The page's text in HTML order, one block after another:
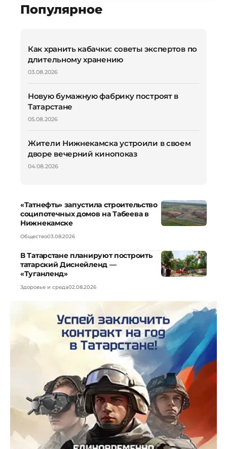
Популярное
Как хранить кабачки: советы экспертов по
длительному хранению
03.08.2026
Новую бумажную фабрику построят в
Татарстане
05.08.2026
Жители Нижнекамска устроили в своем
дворе вечерний кинопоказ
04.08.2026
«Татнефть» запустила строительство
соципотечных домов на Табеева в
Нижнекамске
Общество03.08.2026
В Татарстане планируют построить
татарский Диснейленд —
«Туганленд»
Здоровье и среда02.08.2026